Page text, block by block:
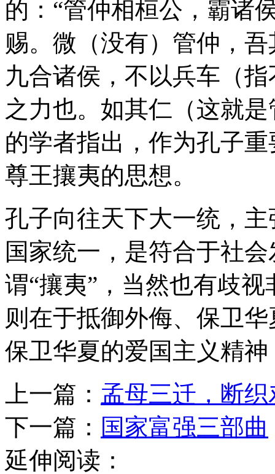
的：“管仲相桓公，霸诸
赐。微（没有）管仲，
九合诸侯，不以兵车（
之力也。如其仁（这就
的学者指出，作为孔子
尊王攘夷的思想。
孔子向往天下大一统，
国家统一，是符合于社
谓“攘夷”，当然也有歧
则在于抵御外侮、保卫
保卫华夏的爱国主义精
上一篇： 孟母三迁，断织
下一篇： 国家富强三部曲
延伸阅读：